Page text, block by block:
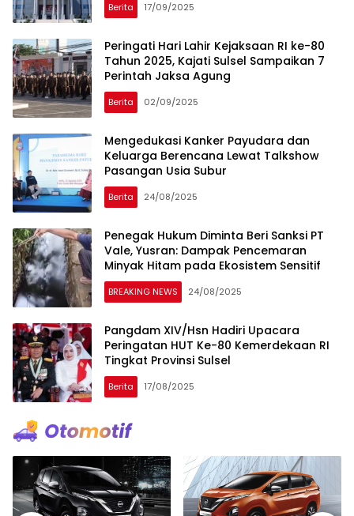
Berita 17/09/2025
Peringati Hari Lahir Kejaksaan RI ke-80
Tahun 2025, Kajati Sulsel Sampaikan 7
Perintah Jaksa Agung
Berita 02/09/2025
Mengedukasi Kanker Payudara dan
Keluarga Berencana Lewat Talkshow
Pasangan Usia Subur
Berita 24/08/2025
Penegak Hukum Diminta Beri Sanksi PT
Vale, Yusran: Dampak Pencemaran
Minyak Hitam pada Ekosistem Sensitif
BREAKING NEWS 24/08/2025
Pangdam XIV/Hsn Hadiri Upacara
Peringatan HUT Ke-80 Kemerdekaan RI
Tingkat Provinsi Sulsel
Berita 17/08/2025